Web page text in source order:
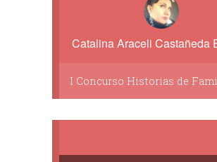
Catalina Araceli Castañeda
I Concurso Historias de